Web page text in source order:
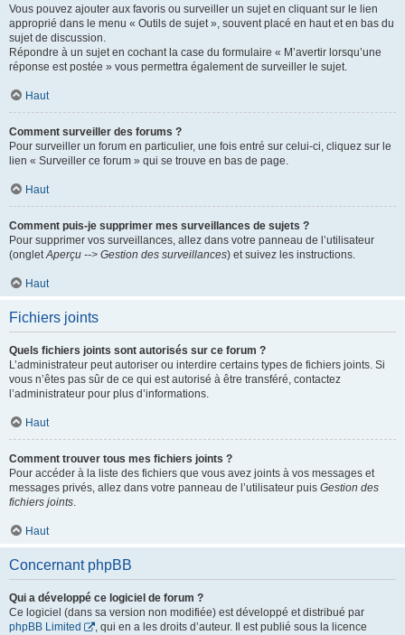
Vous pouvez ajouter aux favoris ou surveiller un sujet en cliquant sur le lien
approprié dans le menu « Outils de sujet », souvent placé en haut et en bas du
sujet de discussion.
Répondre à un sujet en cochant la case du formulaire « M’avertir lorsqu’une
réponse est postée » vous permettra également de surveiller le sujet.
Haut
Comment surveiller des forums ?
Pour surveiller un forum en particulier, une fois entré sur celui-ci, cliquez sur le
lien « Surveiller ce forum » qui se trouve en bas de page.
Haut
Comment puis-je supprimer mes surveillances de sujets ?
Pour supprimer vos surveillances, allez dans votre panneau de l’utilisateur
(ongletAperçu --> Gestion des surveillances) et suivez les instructions.
Haut
Fichiers joints
Quels fichiers joints sont autorisés sur ce forum ?
L’administrateur peut autoriser ou interdire certains types de fichiers joints. Si
vous n’êtes pas sûr de ce qui est autorisé à être transféré, contactez
l’administrateur pour plus d’informations.
Haut
Comment trouver tous mes fichiers joints ?
Pour accéder à la liste des fichiers que vous avez joints à vos messages et
messages privés, allez dans votre panneau de l’utilisateur puis Gestion des
fichiers joints.
Haut
Concernant phpBB
Qui a développé ce logiciel de forum ?
Ce logiciel (dans sa version non modifiée) est développé et distribué par
phpBB Limited
, qui en a les droits d’auteur. Il est publié sous la licence